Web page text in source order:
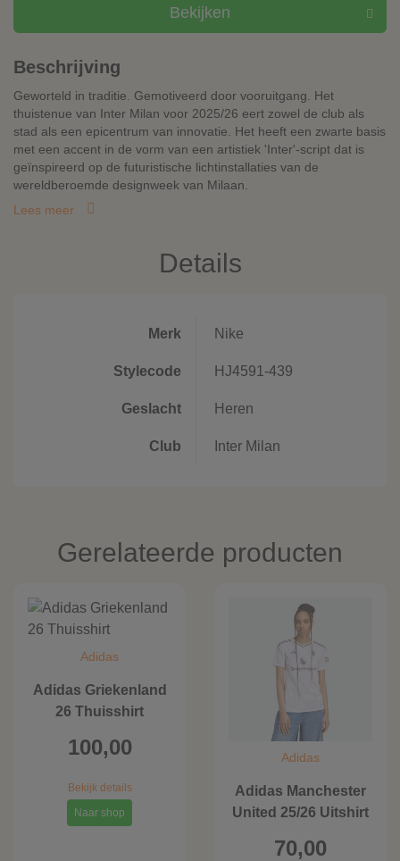
Bekijken
Beschrijving
Geworteld in traditie. Gemotiveerd door vooruitgang. Het
thuistenue van Inter Milan voor 2025/26 eert zowel de club als
stad als een epicentrum van innovatie. Het heeft een zwarte basis
met een accent in de vorm van een artistiek 'Inter'-script dat is
geïnspireerd op de futuristische lichtinstallaties van de
wereldberoemde designweek van Milaan.
Lees meer
Details
Merk Nike
Stylecode HJ4591-439
Geslacht Heren
Club Inter Milan
Gerelateerde producten
Adidas
Adidas Griekenland
26 Thuisshirt
100,00
Bekijk details
Naar shop
Adidas
Adidas Manchester
United 25/26 Uitshirt
70,00